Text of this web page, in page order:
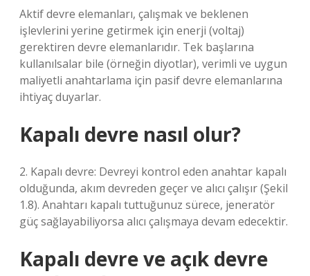
Aktif devre elemanları, çalışmak ve beklenen
işlevlerini yerine getirmek için enerji (voltaj)
gerektiren devre elemanlarıdır. Tek başlarına
kullanılsalar bile (örneğin diyotlar), verimli ve uygun
maliyetli anahtarlama için pasif devre elemanlarına
ihtiyaç duyarlar.
Kapalı devre nasıl olur?
2. Kapalı devre: Devreyi kontrol eden anahtar kapalı
olduğunda, akım devreden geçer ve alıcı çalışır (Şekil
1.8). Anahtarı kapalı tuttuğunuz sürece, jeneratör
güç sağlayabiliyorsa alıcı çalışmaya devam edecektir.
Kapalı devre ve açık devre